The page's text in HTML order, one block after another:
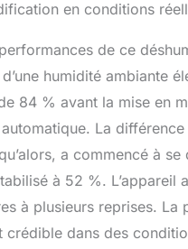
Vous
avertit
ainsi de
une
un
fois
fixer en
en conditions
de ce
humidité ambiante
84 % avant la mise en
La
a commencé à
à 52 %.
à plusieurs reprises. La
dans des